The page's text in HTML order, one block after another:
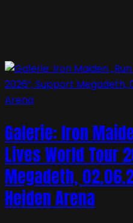
Galerie: Iron
Lives World Tour
Megadeth,
Heiden Arena